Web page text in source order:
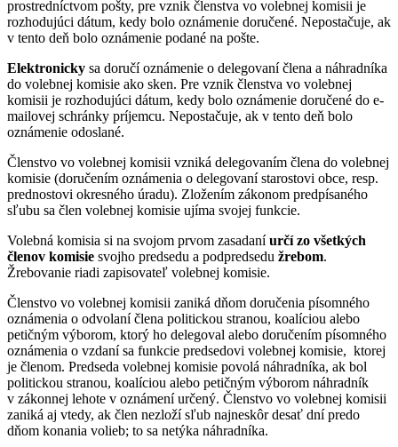
prostredníctvom pošty, pre vznik členstva vo volebnej komisii je
rozhodujúci dátum, kedy bolo oznámenie doručené. Nepostačuje, ak
v tento deň bolo oznámenie podané na pošte.
Elektronicky sa doručí oznámenie o delegovaní člena a náhradníka
do volebnej komisie ako sken. Pre vznik členstva vo volebnej
komisii je rozhodujúci dátum, kedy bolo oznámenie doručené do e-
mailovej schránky príjemcu. Nepostačuje, ak v tento deň bolo
oznámenie odoslané.
Členstvo vo volebnej komisii vzniká delegovaním člena do volebnej
komisie (doručením oznámenia o delegovaní starostovi obce, resp.
prednostovi okresného úradu). Zložením zákonom predpísaného
sľubu sa člen volebnej komisie ujíma svojej funkcie.
Volebná komisia si na svojom prvom zasadaníurčí zo všetkých
členov komisie svojho predsedu a podpredsedu žrebom.
Žrebovanie riadi zapisovateľ volebnej komisie.
Členstvo vo volebnej komisii zaniká dňom doručenia písomného
oznámenia o odvolaní člena politickou stranou, koalíciou alebo
petičným výborom, ktorý ho delegoval alebo doručením písomného
oznámenia o vzdaní sa funkcie predsedovi volebnej komisie, ktorej
je členom. Predseda volebnej komisie povolá náhradníka, ak bol
politickou stranou, koalíciou alebo petičným výborom náhradník
v zákonnej lehote v oznámení určený. Členstvo vo volebnej komisii
zaniká aj vtedy, ak člen nezloží sľub najneskôr desať dní predo
dňom konania volieb; to sa netýka náhradníka.